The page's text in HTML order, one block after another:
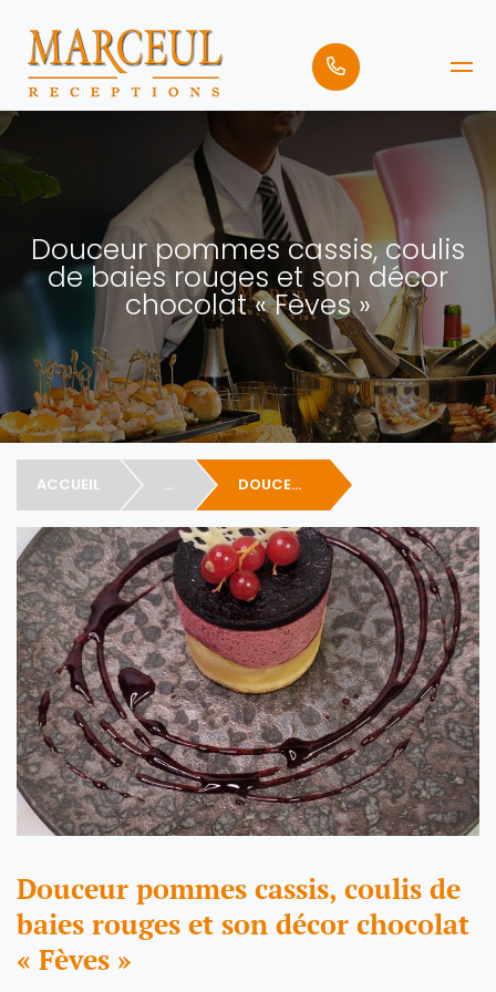
Douceur pommes cassis, coulis
de baies rouges et son décor
chocolat « Fèves »
ACCUEIL ... DOUCEUR POMMES CASSIS, COULIS DE BAIES ROUGES ET SON DÉCOR CHOCOLAT « FÈVES »
Douceur pommes cassis, coulis de
baies rouges et son décor chocolat
« Fèves »